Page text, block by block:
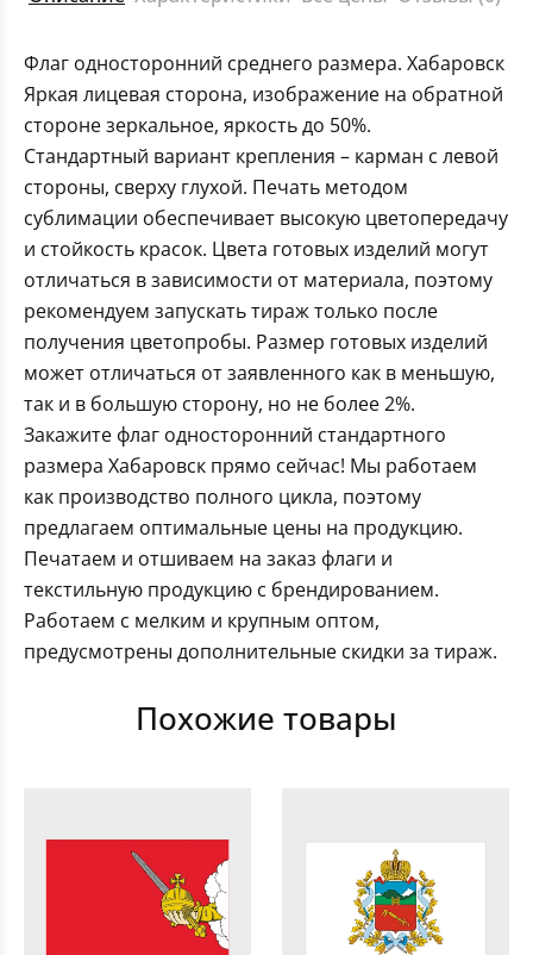
Флаг односторонний среднего размера. Хабаровск
Яркая лицевая сторона, изображение на обратной
стороне зеркальное, яркость до 50%.
Стандартный вариант крепления – карман с левой
стороны, сверху глухой. Печать методом
сублимации обеспечивает высокую цветопередачу
и стойкость красок. Цвета готовых изделий могут
отличаться в зависимости от материала, поэтому
рекомендуем запускать тираж только после
получения цветопробы. Размер готовых изделий
может отличаться от заявленного как в меньшую,
так и в большую сторону, но не более 2%.
Закажите флаг односторонний стандартного
размера Хабаровск прямо сейчас! Мы работаем
как производство полного цикла, поэтому
предлагаем оптимальные цены на продукцию.
Печатаем и отшиваем на заказ флаги и
текстильную продукцию с брендированием.
Работаем с мелким и крупным оптом,
предусмотрены дополнительные скидки за тираж.
Похожие товары